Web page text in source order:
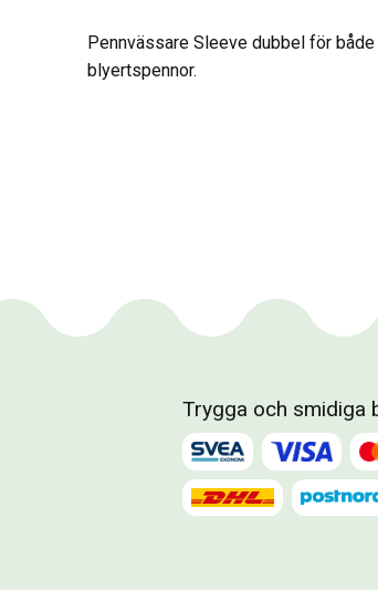
Pennvässare Sleeve dubbel för
blyertspennor.
Trygga och smidiga